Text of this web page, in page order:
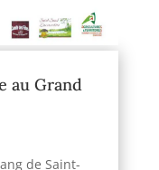
au Grand
de Saint-